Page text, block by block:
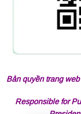
Bản quyền trang
Responsible for